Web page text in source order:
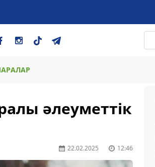
әлеуметтік
22.02.2025 12:46